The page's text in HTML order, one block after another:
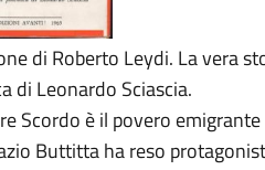
di Roberto Leydi. La vera
di Leonardo Sciascia.
Scordo è il povero
Buttitta ha reso